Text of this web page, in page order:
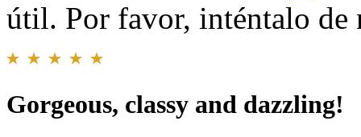
útil. Por favor, inténtalo de
Gorgeous, classy and dazzling!